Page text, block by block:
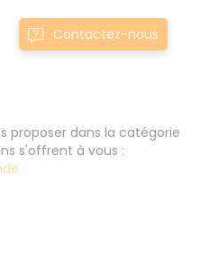
robert0marcille-
appartements,
Contactez-nous
proposer dans la catégorie
s'offrent à vous :